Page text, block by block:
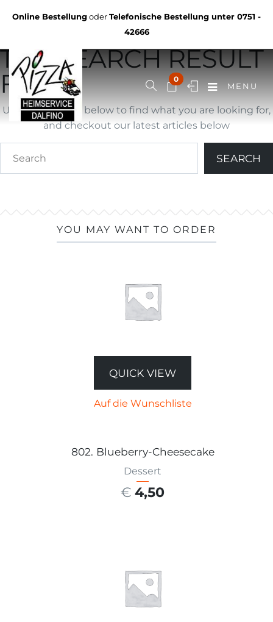
Online BestellungoderTelefonische Bestellung unter 0751 -
42666
0
MENU
YOU ARE BROWSING
THE SEARCH RESULT
FOR ""
Use search form below to find what you are looking for,
and checkout our latest articles below
YOU MAY WANT TO ORDER
QUICK VIEW
Auf die Wunschliste
802. Blueberry-Cheesecake
Dessert
€ 4,50